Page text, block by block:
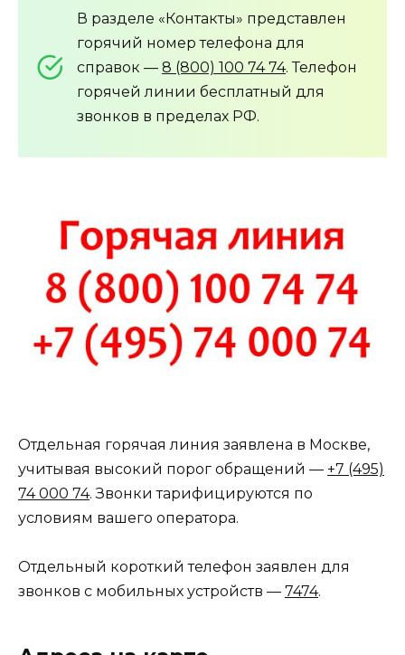
В разделе «Контакты» представлен
горячий номер телефона для
справок — 8 (800) 100 74 74. Телефон
горячей линии бесплатный для
звонков в пределах РФ.
Отдельная горячая линия заявлена в Москве,
учитывая высокий порог обращений — +7 (495)
74 000 74. Звонки тарифицируются по
условиям вашего оператора.
Отдельный короткий телефон заявлен для
звонков с мобильных устройств — 7474.